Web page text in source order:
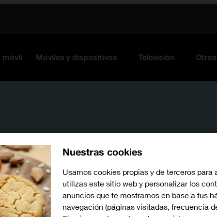
móvil Móviles y dispositivos Televisión
Busca por problema o
Nuestras cookies
Usamos cookies propias y de terceros para
utilizas este sitio web y personalizar los
anuncios que te mostramos en base a tus
navegación (páginas visitadas, frecuencia